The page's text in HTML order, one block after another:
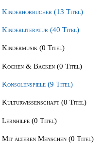
Kinderhörbücher (13 Titel)
Kinderliteratur (40 Titel)
Kindermusik (0 Titel)
Kochen & Backen (0 Titel)
Konsolenspiele (9 Titel)
Kulturwissenschaft (0 Titel)
Lernhilfe (0 Titel)
Mit älteren Menschen (0 Titel)